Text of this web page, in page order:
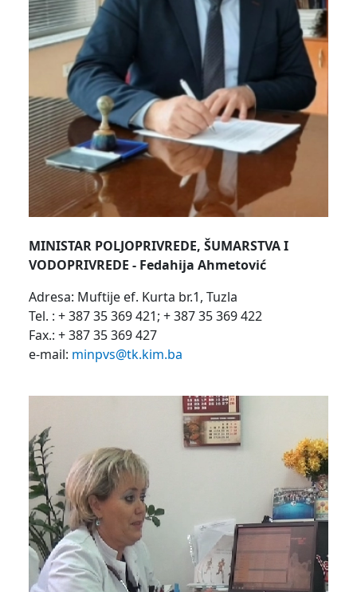
MINISTAR POLJOPRIVREDE, ŠUMARSTVA I
VODOPRIVREDE - Fedahija Ahmetović
Adresa: Muftije ef. Kurta br.1, Tuzla
Tel. : + 387 35 369 421; + 387 35 369 422
Fax.: + 387 35 369 427
e-mail: minpvs@tk.kim.ba